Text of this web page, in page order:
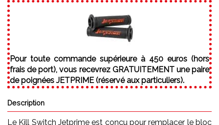
Pour toute commande supérieure à 450 euros (hors
frais de port), vous recevrez GRATUITEMENT une paire
de poignées JETPRIME (réservé aux particuliers).
Description
Le Kill Switch Jetprime est conçu pour remplacer le bloc